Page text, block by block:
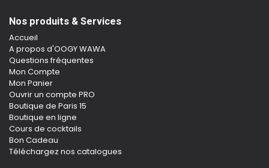
Nos produits & Services
Accueil
A propos d'OOGY WAWA
Questions fréquentes
Mon Compte
Mon Panier
Ouvrir un compte PRO
Boutique de Paris 15
Boutique en ligne
Cours de cocktails
Bon Cadeau
Téléchargez nos catalogues